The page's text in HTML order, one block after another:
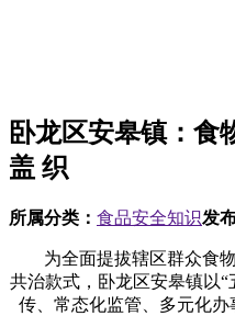
卧龙区安皋镇：食
盖 织
所属分类： 食品安全知识发
为全面提拔辖区群众食物
共治款式，卧龙区安皋镇以
传、常态化监管、多元化